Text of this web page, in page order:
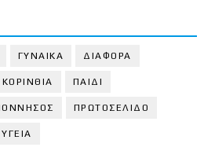
ΓΥΝΑΙΚΑ ΔΙΑΦΟΡΑ
ΚΟΡΙΝΘΙA ΠΑΙΔΙ
ΠΡΩΤΟΣΕΛΙΔΟ
ΥΓΕΙΑ